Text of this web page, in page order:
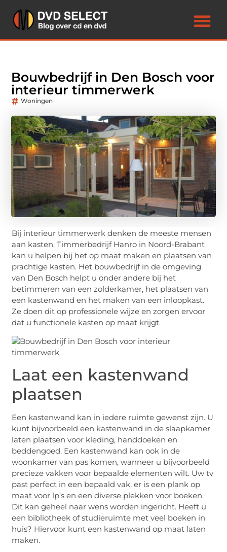
Bouwbedrijf in Den Bosch voor
interieur timmerwerk
Woningen
Bij interieur timmerwerk denken de meeste mensen
aan kasten. Timmerbedrijf Hanro in Noord-Brabant
kan u helpen bij het op maat maken en plaatsen van
prachtige kasten. Het bouwbedrijf in de omgeving
van Den Bosch helpt u onder andere bij het
betimmeren van een zolderkamer, het plaatsen van
een kastenwand en het maken van een inloopkast.
Ze doen dit op professionele wijze en zorgen ervoor
dat u functionele kasten op maat krijgt.
Laat een kastenwand
plaatsen
Een kastenwand kan in iedere ruimte gewenst zijn. U
kunt bijvoorbeeld een kastenwand in de slaapkamer
laten plaatsen voor kleding, handdoeken en
beddengoed. Een kastenwand kan ook in de
woonkamer van pas komen, wanneer u bijvoorbeeld
precieze vakken voor bepaalde elementen wilt. Uw tv
past perfect in een bepaald vak, er is een plank op
maat voor lp’s en een diverse plekken voor boeken.
Dit kan geheel naar wens worden ingericht. Heeft u
een bibliotheek of studieruimte met veel boeken in
huis? Hiervoor kunt een kastenwand op maat laten
maken.